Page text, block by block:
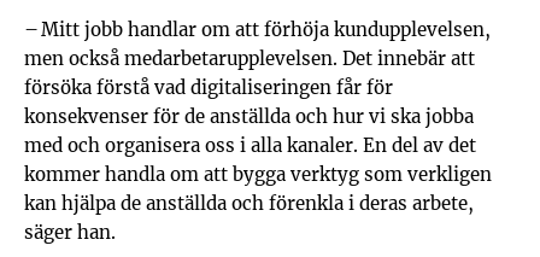
– Mitt jobb handlar om att förhöja kundupplevelsen,
men också medarbetarupplevelsen. Det innebär att
försöka förstå vad digitaliseringen får för
konsekvenser för de anställda och hur vi ska jobba
med och organisera oss i alla kanaler. En del av det
kommer handla om att bygga verktyg som verkligen
kan hjälpa de anställda och förenkla i deras arbete,
säger han.